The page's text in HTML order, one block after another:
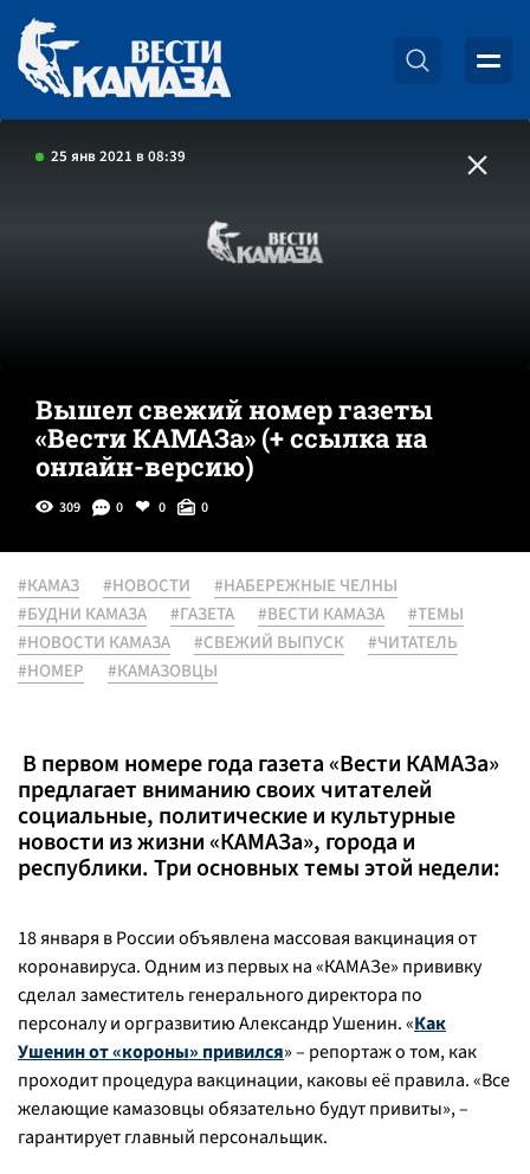
25 янв 2021 в 08:39
Вышел свежий номер газеты
«Вести КАМАЗа» (+ ссылка на
онлайн-версию)
309 0 0 0
#КАМАЗ #НОВОСТИ
#НАБЕРЕЖНЫЕ ЧЕЛНЫ
#БУДНИ КАМАЗА
#ГАЗЕТА #ВЕСТИ КАМАЗА
#ТЕМЫ
#НОВОСТИ КАМАЗА
#СВЕЖИЙ ВЫПУСК
#ЧИТАТЕЛЬ
#НОМЕР
#КАМАЗОВЦЫ
В первом номере года газета «Вести КАМАЗа»
предлагает вниманию своих читателей
социальные, политические и культурные
новости из жизни «КАМАЗа», города и
республики. Три основных темы этой недели:
18 января в России объявлена массовая вакцинация от
коронавируса. Одним из первых на «КАМАЗе» прививку
сделал заместитель генерального директора по
персоналу и оргразвитию Александр Ушенин. «Как
Ушенин от «короны» привился» – репортаж о том, как
проходит процедура вакцинации, каковы её правила. «Все
желающие камазовцы обязательно будут привиты», –
гарантирует главный персональщик.